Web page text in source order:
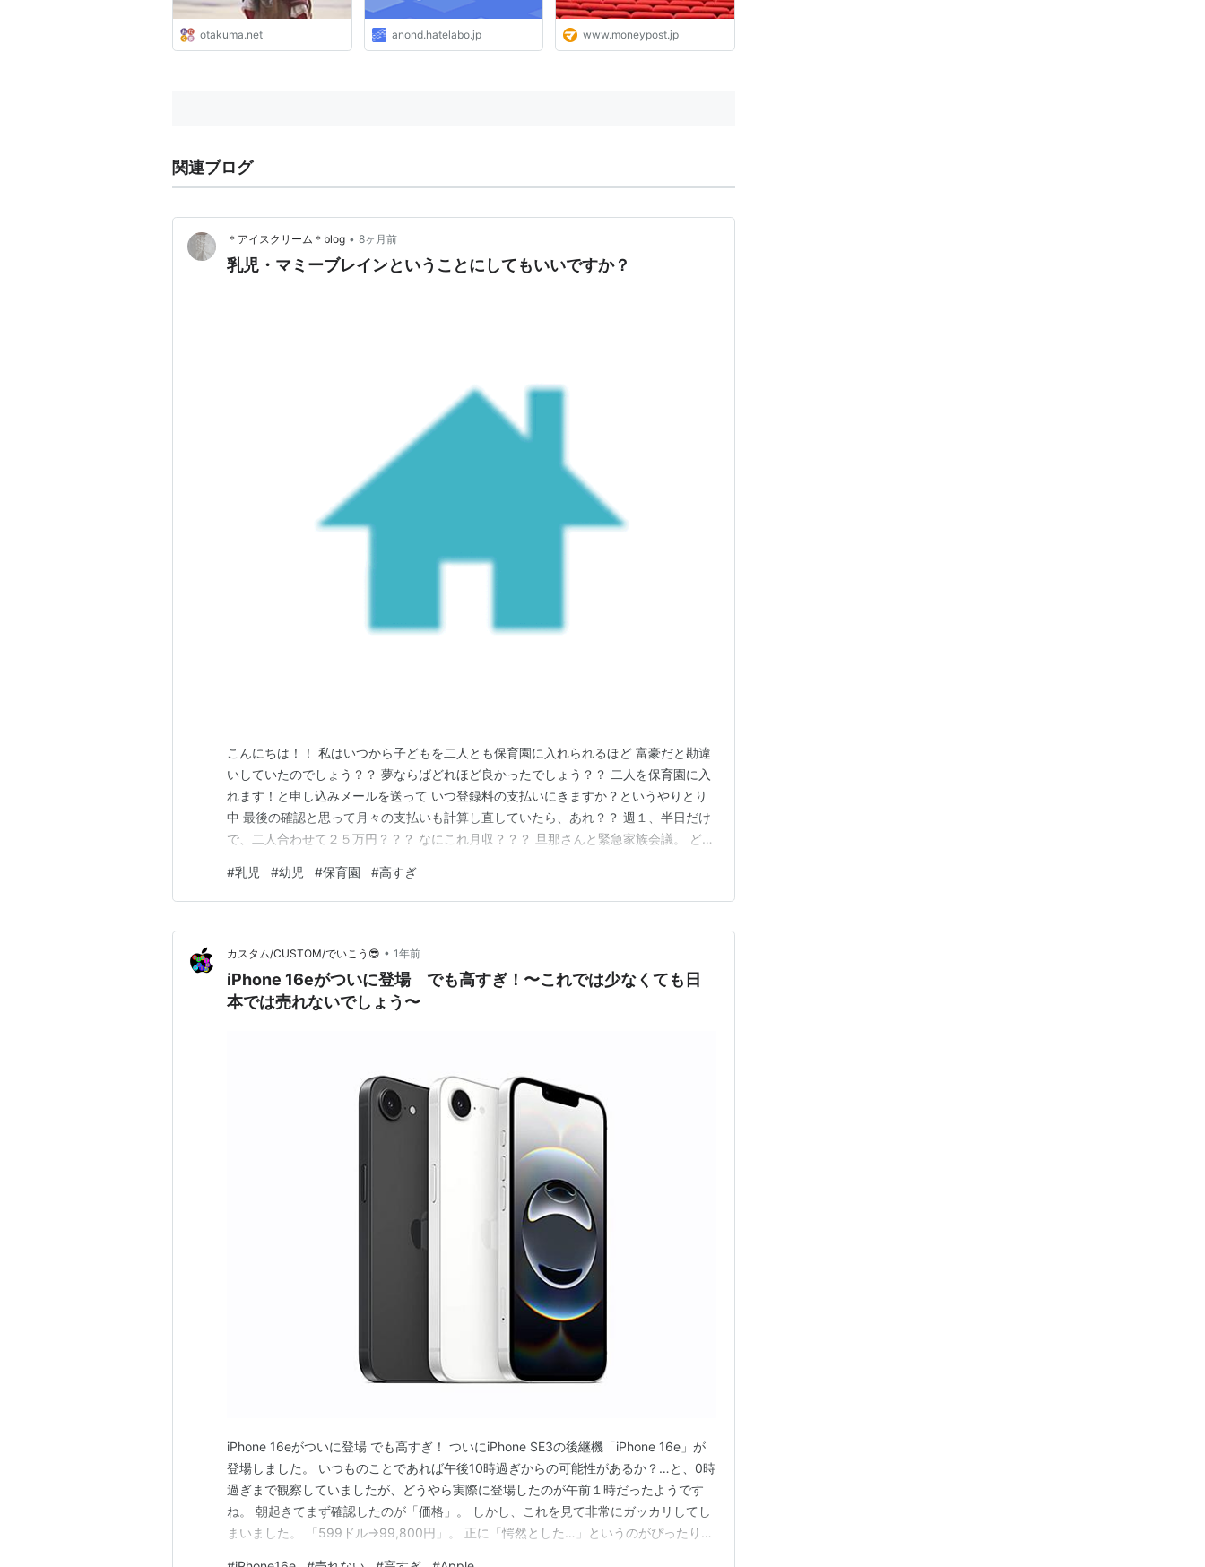
otakuma.net anond.hatelabo.jp www.moneypost.jp
関連ブログ
＊アイスクリーム＊blog • 8ヶ月前
乳児・マミーブレインということにしてもいいですか？
こんにちは！！ 私はいつから子どもを二人とも保育園に入れられるほど 富豪だと勘違
いしていたのでしょう？？ 夢ならばどれほど良かったでしょう？？ 二人を保育園に入
れます！と申し込みメールを送って いつ登録料の支払いにきますか？というやりとり
中 最後の確認と思って月々の支払いも計算し直していたら、あれ？？ 週１、半日だけ
で、二人合わせて２５万円？？？ なにこれ月収？？？ 旦那さんと緊急家族会議。 どう
的ではないという結論に。 しかも、卒乳も断乳もできていない 離乳食もまだまだこれ
からの状態。 ふたりめは入れるのをやめよう…
#乳児 #幼児 #保育園 #高すぎ
カスタム/CUSTOM/でいこう😎 • 1年前
iPhone 16eがついに登場 でも高すぎ！〜これでは少なくても日
本では売れないでしょう〜
iPhone 16eがついに登場 でも高すぎ！ ついにiPhone SE3の後継機「iPhone 16e」が
登場しました。 いつものことであれば午後10時過ぎからの可能性があるか？…と、0時
過ぎまで観察していましたが、どうやら実際に登場したのが午前１時だったようです
ね。 朝起きてまず確認したのが「価格」。 しかし、これを見て非常にガッカリしてし
まいました。 「599ドル→99,800円」。 正に「愕然とした…」というのがぴったりの